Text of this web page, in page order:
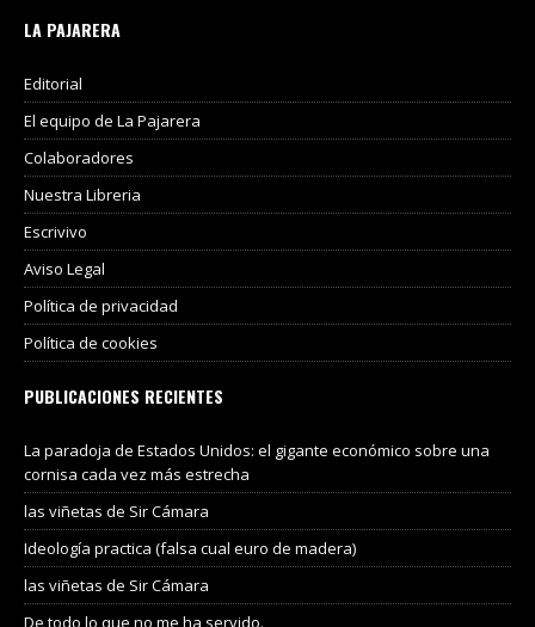
LA PAJARERA
Editorial
El equipo de La Pajarera
Colaboradores
Nuestra Libreria
Escrivivo
Aviso Legal
Política de privacidad
Política de cookies
PUBLICACIONES RECIENTES
La paradoja de Estados Unidos: el gigante económico sobre una
cornisa cada vez más estrecha
las viñetas de Sir Cámara
Ideología practica (falsa cual euro de madera)
las viñetas de Sir Cámara
De todo lo que no me ha servido.